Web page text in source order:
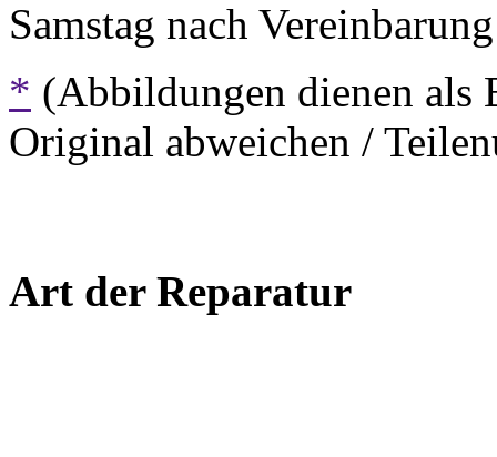
Samstag nach
* (Abbildungen dienen als
Original abweichen /
Art der Reparatur